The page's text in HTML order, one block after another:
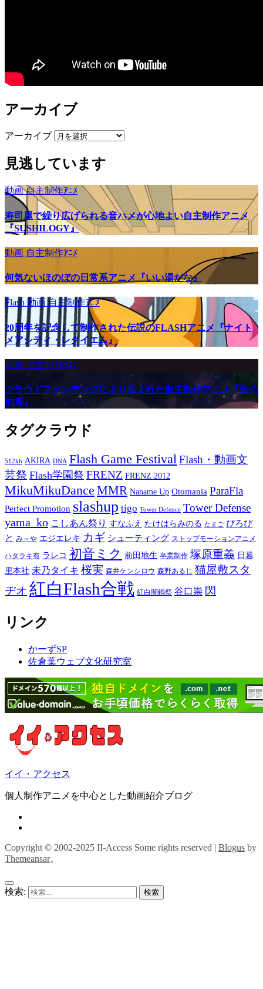
アーカイブ
アーカイブ
見逃しています
動画自主制作ｱﾆﾒ
寿司屋で繰り広げられる音ハメが心地よい自主制作アニメ
『SUSHILOGY』
動画 自主制作ｱﾆﾒ
何気ないほのぼの日常系アニメ『いい湯だな』
Flash 動画自主制作ｱﾆﾒ
20周年を記念して制作された伝説のFLASHアニメ『ナイト
メアシティ・レクイエム』
動画 自主制作ｱﾆﾒ
クラウドファンデングにより生まれた自主制作アニメ『藍の
約束』
タグクラウド
512kb AKIRA DNA Flash Game FestivalFlash・動画文
芸祭 Flash学園祭 FRENZ FRENZ 2012
MikuMikuDance MMR Naname Up Otomania ParaFla
Perfect Promotion slashup tigo Tower Defence Tower Defense
yama_ko こしあん祭り すなふえ たけはらみのる たまご ぴろぴ
と み～や エジエレキ カギ シューティング ストップモーションアニメ
ハタラキ有 ラレコ 初音ミク 前田地生 卒業制作 塚原重義 日暮
里本社 未乃タイキ 桜実 森井ケンシロウ 森野あるじ 猫屋敷スタ
ヂオ 紅白Flash合戦 紅白闇鍋祭 谷口崇 閃
リンク
かーずSP
佐倉葉ウェブ文化研究室
イイ・アクセス
個人制作アニメを中心とした動画紹介ブログ
Copyright © 2002-2025 II-Access Some rights reserved | Blogus by
Themeansar。
検索: